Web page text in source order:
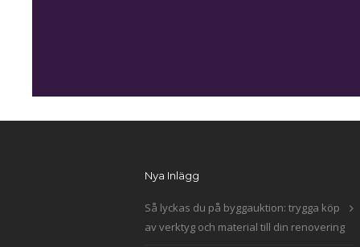
Nya Inlägg
Så lyckas du på byggauktion: trygga köp
av verktyg och material till din renovering